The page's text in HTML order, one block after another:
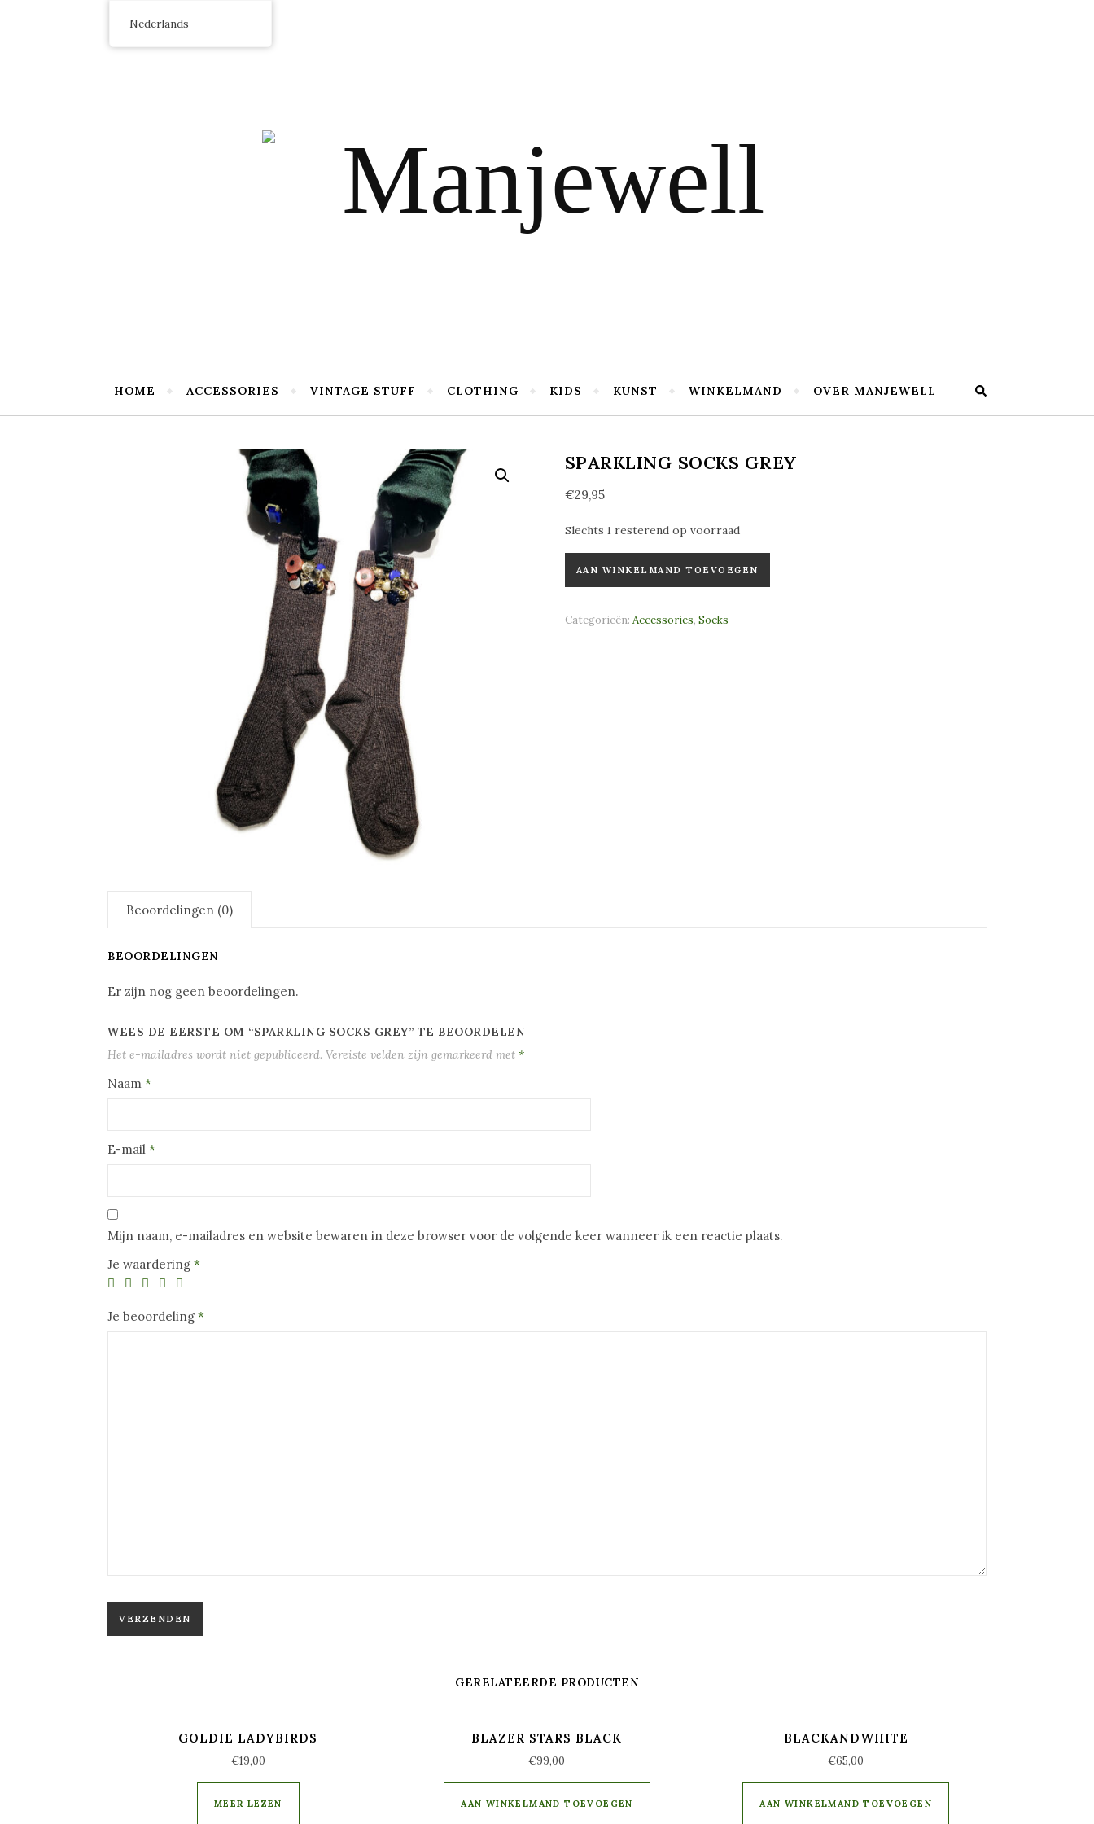
HOME ACCESSORIES VINTAGE STUFF CLOTHING KIDS KUNST WINKELMAND OVER MANJEWELL
SPARKLING SOCKS GREY
€29,95
Slechts 1 resterend op voorraad
AAN WINKELMAND TOEVOEGEN
Categorieën: Accessories, Socks
Beoordelingen (0)
BEOORDELINGEN
Er zijn nog geen beoordelingen.
WEES DE EERSTE OM “SPARKLING SOCKS GREY” TE BEOORDELEN
Het e-mailadres wordt niet gepubliceerd. Vereiste velden zijn gemarkeerd met *
Naam *
E-mail *
Mijn naam, e-mailadres en website bewaren in deze browser voor de volgende keer wanneer ik een reactie plaats.
Je waardering *
Je beoordeling *
GERELATEERDE PRODUCTEN
GOLDIE LADYBIRDS
€19,00
MEER LEZEN
BLAZER STARS BLACK
€99,00
AAN WINKELMAND TOEVOEGEN
BLACKANDWHITE
€65,00
AAN WINKELMAND TOEVOEGEN
Nederlands